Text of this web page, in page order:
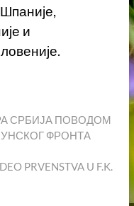
и
СРБИЈА ПОВОДОМ
ФРОНТА
PRVENSTVA U F.K.